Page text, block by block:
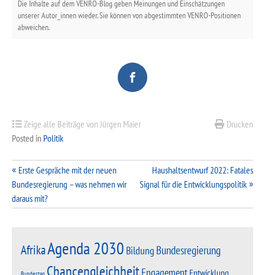
Die Inhalte auf dem VENRO-Blog geben Meinungen und Einschätzungen
unserer Autor_innen wieder. Sie können von abgestimmten VENRO-Positionen
abweichen.
Drucken
Zeige alle Beiträge von Jürgen Maier
Posted in Politik
Beitragsnavigation
Erste Gespräche mit der neuen
Bundesregierung – was nehmen wir
daraus mit?
Haushaltsentwurf 2022: Fatales
Signal für die Entwicklungspolitik
AfrikaAgenda 2030 Bildung Bundesregierung
Chancengleichheit